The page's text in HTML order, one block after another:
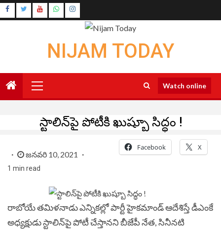
Skip
to
Instagram
NIJAM TODAY
Menu
Watch online
స్టాలిన్‌పై పోటీకి ఖుష్బూ సిద్ధం !
జనవరి 10, 2021
1 min read
Facebook X
రాబోయే తమిళనాడు ఎన్నికల్లో పార్టీ హైకమాండ్‌ ఆదేశిస్తే డీఎంకే
అధ్యక్షుడు స్టాలిన్‌పై పోటీ చేస్తానని బీజేపీ నేత, సినీనటి